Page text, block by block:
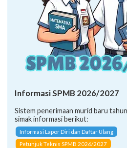
Informasi SPMB 2026/2027
Sistem penerimaan murid baru
simak informasi berikut:
Informasi Lapor Diri dan Daftar Ulang
Petunjuk Teknis SPMB 2026/2027